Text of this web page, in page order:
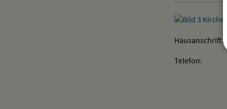
Hausanschrift:
Telefon: